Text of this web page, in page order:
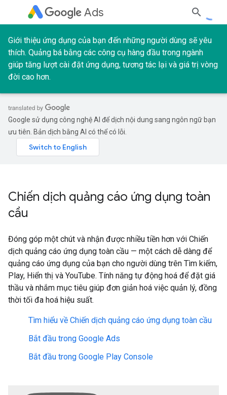
Ads
Giới thiệu ứng dụng của bạn đến những người dùng sẽ yêu
thích. Quảng bá bằng các công cụ hàng đầu trong ngành
giúp tăng lượt cài đặt ứng dụng, tương tác lại và giá trị vòng
đời cao hơn.
Google sử dụng công nghệ AI để dịch nội dung sang ngôn ngữ bạn
ưu tiên. Bản dịch bằng AI có thể có lỗi.
Chiến dịch quảng cáo ứng dụng toàn
cầu
Đóng góp một chút và nhận được nhiều tiền hơn với Chiến
dịch quảng cáo ứng dụng toàn cầu — một cách dễ dàng để
quảng cáo ứng dụng của bạn cho người dùng trên Tìm kiếm,
Play, Hiển thị và YouTube. Tính năng tự động hoá để đặt giá
thầu và nhắm mục tiêu giúp đơn giản hoá việc quản lý, đồng
thời tối đa hoá hiệu suất.
Tìm hiểu về Chiến dịch quảng cáo ứng dụng toàn cầu
Bắt đầu trong Google Ads
Bắt đầu trong Google Play Console